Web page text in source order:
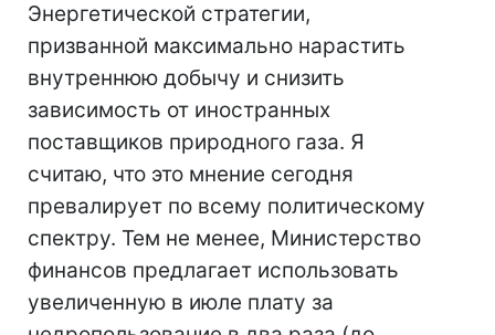
Энергетической стратегии,
призванной максимально нарастить
внутреннюю добычу и снизить
зависимость от иностранных
поставщиков природного газа. Я
считаю, что это мнение сегодня
превалирует по всему политическому
спектру. Тем не менее, Министерство
финансов предлагает использовать
увеличенную в июле плату за